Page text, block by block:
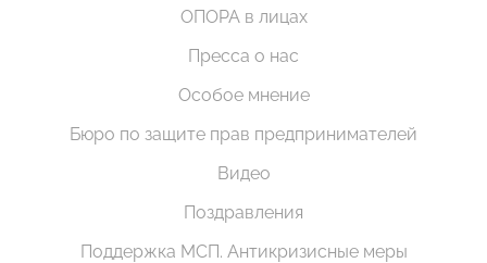
ОПОРА в лицах
Пресса о нас
Особое мнение
Бюро по защите прав предпринимателей
Видео
Поздравления
Поддержка МСП. Антикризисные меры